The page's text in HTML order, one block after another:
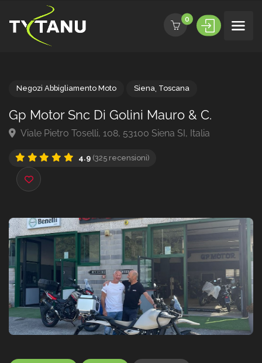
0
Gp Motor Snc Di Golini Mauro & C.